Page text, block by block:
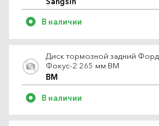
В наличии
Диск тормозной задний Форд
Фокус-2 265 мм BM
BM
В наличии